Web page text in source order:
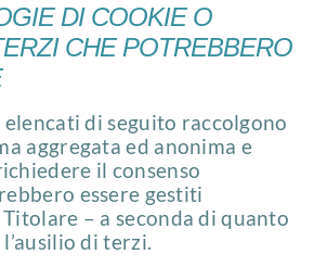
DI COOKIE O
CHE POTREBBERO
di seguito raccolgono
aggregata ed anonima e
il consenso
essere gestiti
– a seconda di quanto
di terzi.